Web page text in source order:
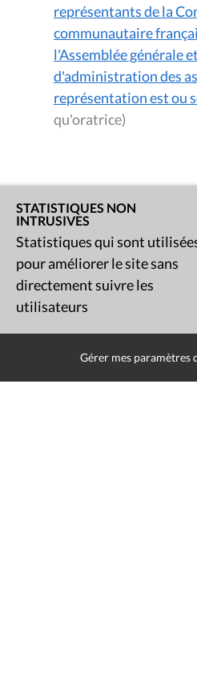
représentants de la
communautaire
l'Assemblée générale
d'administration des
représentation est ou
qu'oratrice)
STATISTIQUES NON
INTRUSIVES
Statistiques qui sont
pour améliorer le site sans
directement suivre les
utilisateurs
Gérer mes paramètres
Contact